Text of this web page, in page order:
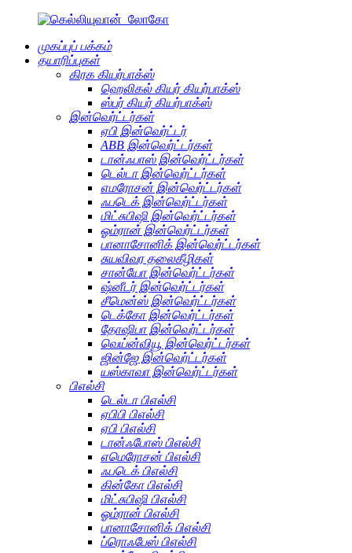
முகப்புப் பக்கம்
தயாரிப்புகள்
கிரக கியர்பாக்ஸ்
ஹெலிகல் கியர் கியர்பாக்ஸ்
ஸ்பர் கியர் கியர்பாக்ஸ்
இன்வெர்ட்டர்கள்
ஏபி இன்வெர்ட்டர்
ABB இன்வெர்ட்டர்கள்
டான்ஃபாஸ் இன்வெர்ட்டர்கள்
டெல்டா இன்வெர்ட்டர்கள்
எமரோசன் இன்வெர்ட்டர்கள்
ஃபடெக் இன்வெர்ட்டர்கள்
மிட்சுபிஷி இன்வெர்ட்டர்கள்
ஓம்ரான் இன்வெர்ட்டர்கள்
பானாசோனிக் இன்வெர்ட்டர்கள்
சுயவிவர தலைகீழிகள்
சான்யோ இன்வெர்ட்டர்கள்
ஷ்னீடர் இன்வெர்ட்டர்கள்
சீமென்ஸ் இன்வெர்ட்டர்கள்
டெக்கோ இன்வெர்ட்டர்கள்
தோஷிபா இன்வெர்ட்டர்கள்
வெய்ன்வியூ இன்வெர்ட்டர்கள்
ஜின்ஜே இன்வெர்ட்டர்கள்
யஸ்காவா இன்வெர்ட்டர்கள்
பிஎல்சி
டெல்டா பிஎல்சி
ஏபிபி பிஎல்சி
ஏபி பிஎல்சி
டான்ஃபோஸ் பிஎல்சி
எமெரோசன் பிஎல்சி
ஃபடெக் பிஎல்சி
கின்கோ பிஎல்சி
மிட்சுபிஷி பிஎல்சி
ஓம்ரான் பிஎல்சி
பானாசோனிக் பிஎல்சி
ப்ரொஃபேஸ் பிஎல்சி